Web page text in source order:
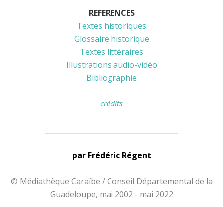
REFERENCES
Textes historiques
Glossaire historique
Textes littéraires
Illustrations audio-vidéo
Bibliographie
crédits
par Frédéric Régent
© Médiathèque Caraïbe / Conseil Départemental de la
Guadeloupe, mai 2002 - mai 2022